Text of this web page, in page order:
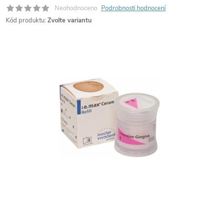
Neohodnoceno Podrobnosti hodnocení
Kód produktu: Zvolte variantu